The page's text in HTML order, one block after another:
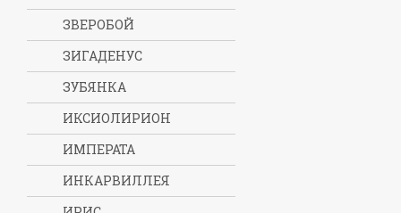
ЗВЕРОБОЙ
ЗИГАДЕНУС
ЗУБЯНКА
ИКСИОЛИРИОН
ИМПЕРАТА
ИНКАРВИЛЛЕЯ